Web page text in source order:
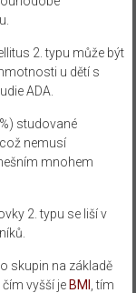
2. typu může být
u dětí s
ADA.
studované
nemusí
mnohem
2. typu se liší v
skupin na základě
čím vyšší je BMI
, tím